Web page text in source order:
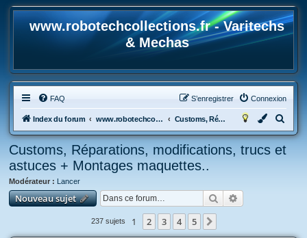
www.robotechcollections.fr - Varitechs
& Mechas
FAQ Connexion
S’enregistrer
Index du forum www.robotechcollections.fr - Robotech & Macross Toys French Forum !!! Customs, Réparations, modifications, trucs et astuces + Montages maquettes..
e
h
Customs, Réparations, modifications, trucs et
astuces + Montages maquettes..
Modérateur : Lancer
Nouveau sujet Rechercher
237 sujets 1 2 3 4 5